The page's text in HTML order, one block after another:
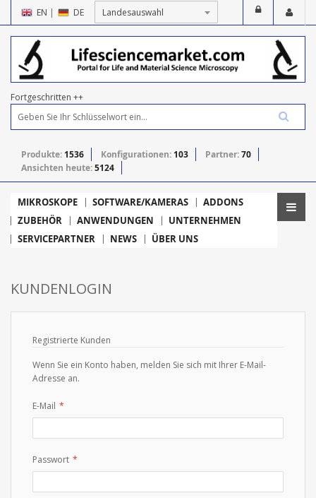
EN | DE
Fortgeschritten ++
Produkte: 1536 Konfigurationen: 103 Partner:70
Ansichten heute:5124
MIKROSKOPE SOFTWARE/KAMERAS
ADDONS
ZUBEHÖR
ANWENDUNGEN
UNTERNEHMEN
SERVICEPARTNER
NEWS ÜBER UNS
KUNDENLOGIN
Registrierte Kunden
Wenn Sie ein Konto haben, melden Sie sich mit Ihrer E-Mail-
Adresse an.
E-Mail
Passwort